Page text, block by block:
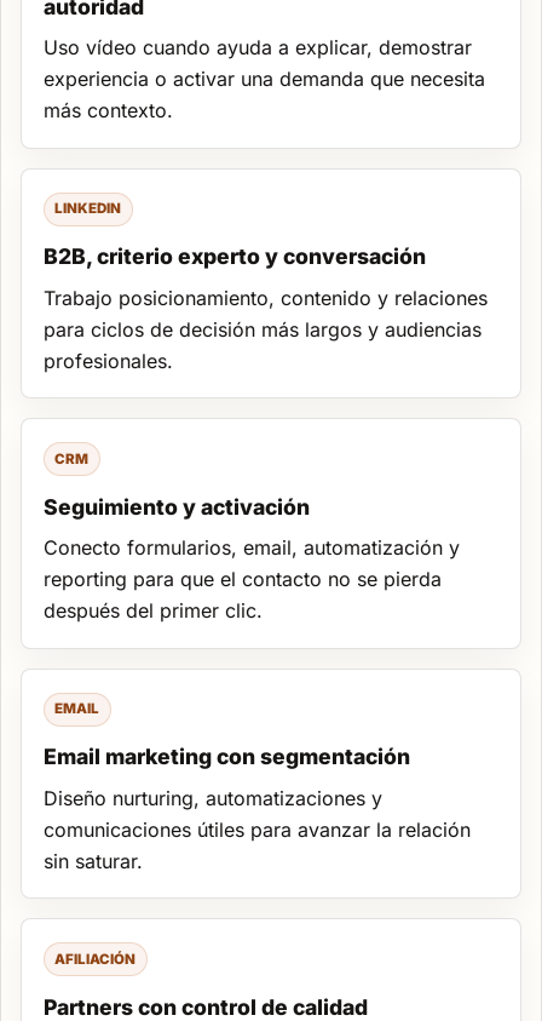
autoridad
Uso vídeo cuando ayuda a explicar, demostrar
experiencia o activar una demanda que necesita
más contexto.
LINKEDIN
B2B, criterio experto y conversación
Trabajo posicionamiento, contenido y relaciones
para ciclos de decisión más largos y audiencias
profesionales.
CRM
Seguimiento y activación
Conecto formularios, email, automatización y
reporting para que el contacto no se pierda
después del primer clic.
EMAIL
Email marketing con segmentación
Diseño nurturing, automatizaciones y
comunicaciones útiles para avanzar la relación
sin saturar.
AFILIACIÓN
Partners con control de calidad